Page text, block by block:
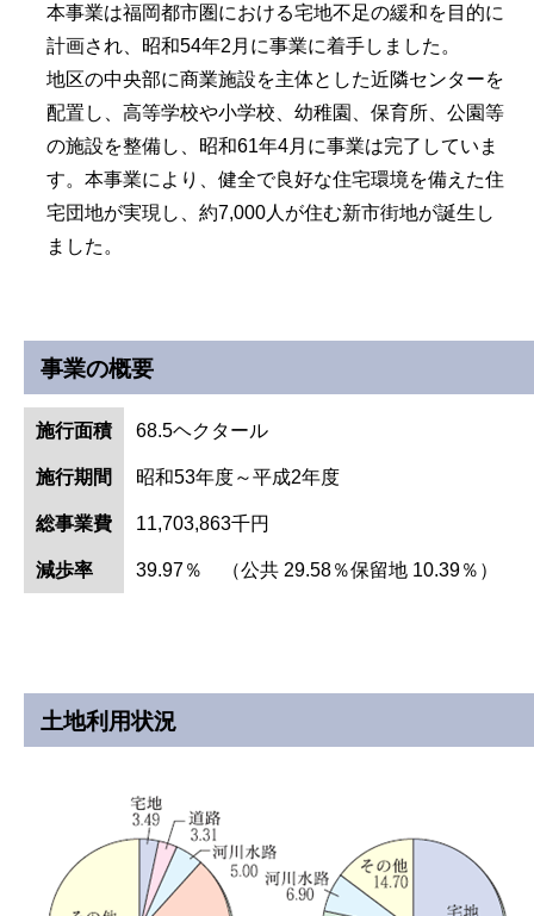
本事業は福岡都市圏における宅地不足の緩和を目的に
計画され、昭和54年2月に事業に着手しました。
地区の中央部に商業施設を主体とした近隣センターを
配置し、高等学校や小学校、幼稚園、保育所、公園等
の施設を整備し、昭和61年4月に事業は完了していま
す。本事業により、健全で良好な住宅環境を備えた住
宅団地が実現し、約7,000人が住む新市街地が誕生し
ました。
事業の概要
施行面積 68.5ヘクタール
施行期間 昭和53年度～平成2年度
総事業費 11,703,863千円
減歩率 39.97％ （公共 29.58％保留地 10.39％）
土地利用状況